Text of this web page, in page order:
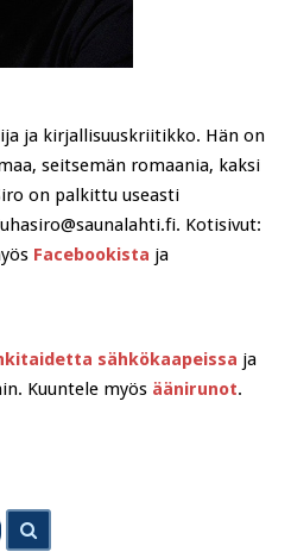
ja kirjallisuuskriitikko. Hän on
seitsemän romaania, kaksi
on palkittu useasti
Kotisivut:
Facebookista ja
sähkökaapeissa ja
Kuuntele myös äänirunot.